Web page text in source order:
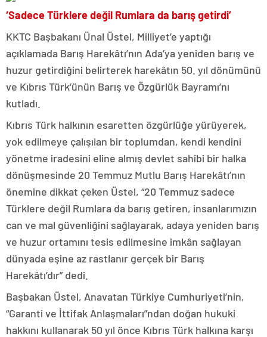
‘Sadece Türklere değil Rumlara da barış getirdi’
KKTC Başbakanı Ünal Üstel, Milliyet’e yaptığı
açıklamada Barış Harekâtı’nın Ada’ya yeniden barış ve
huzur getirdiğini belirterek harekâtın 50. yıl dönümünü
ve Kıbrıs Türk’ünün Barış ve Özgürlük Bayramı’nı
kutladı.
Kıbrıs Türk halkının esaretten özgürlüğe yürüyerek,
yok edilmeye çalışılan bir toplumdan, kendi kendini
yönetme iradesini eline almış devlet sahibi bir halka
dönüşmesinde 20 Temmuz Mutlu Barış Harekâtı’nın
önemine dikkat çeken Üstel, “20 Temmuz sadece
Türklere değil Rumlara da barış getiren, insanlarımızın
can ve mal güvenliğini sağlayarak, adaya yeniden barış
ve huzur ortamını tesis edilmesine imkân sağlayan
dünyada eşine az rastlanır gerçek bir Barış
Harekâtı’dır” dedi.
Başbakan Üstel, Anavatan Türkiye Cumhuriyeti’nin,
“Garanti ve İttifak Anlaşmaları”ndan doğan hukuki
hakkını kullanarak 50 yıl önce Kıbrıs Türk halkına karşı